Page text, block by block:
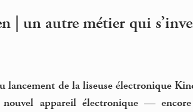
| un autre métier qui
lancement de la liseuse électronique
appareil électronique —